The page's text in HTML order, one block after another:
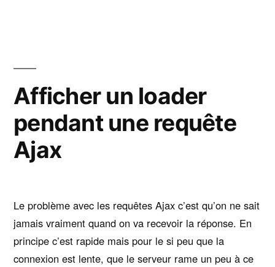
Afficher un loader
pendant une requête
Ajax
Le problème avec les requêtes Ajax c’est qu’on ne sait
jamais vraiment quand on va recevoir la réponse. En
principe c’est rapide mais pour le si peu que la
connexion est lente, que le serveur rame un peu à ce